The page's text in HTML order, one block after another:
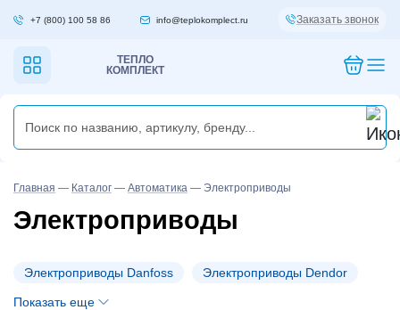
+7 (800) 100 58 86 info@teplokomplect.ru Заказать звонок
ТЕПЛО
КОМПЛЕКТ
Главная — Каталог — Автоматика — Электроприводы
Электроприводы
Электроприводы Danfoss Электроприводы Dendor
Показать еще